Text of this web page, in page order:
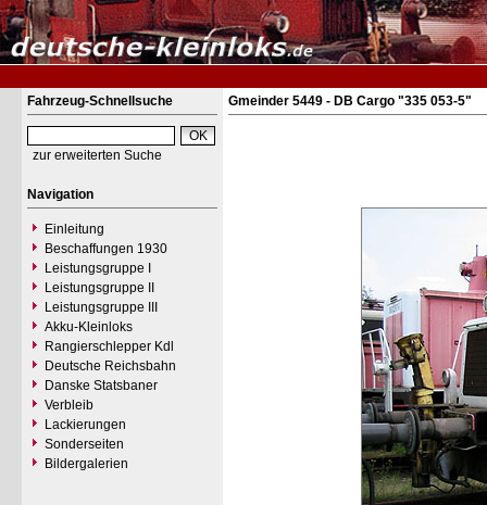
Fahrzeug-Schnellsuche
zur erweiterten Suche
Navigation
Einleitung
Beschaffungen 1930
Leistungsgruppe I
Leistungsgruppe II
Leistungsgruppe III
Akku-Kleinloks
Rangierschlepper Kdl
Deutsche Reichsbahn
Danske Statsbaner
Verbleib
Lackierungen
Sonderseiten
Bildergalerien
Gmeinder 5449 - DB Cargo "335 053-5"